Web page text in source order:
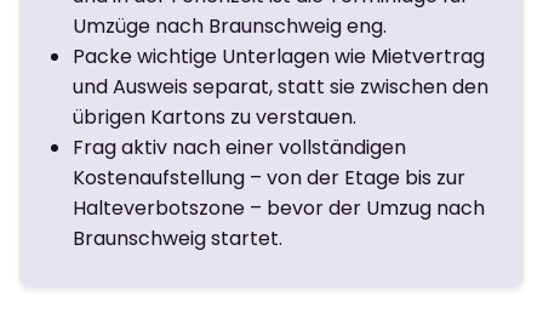
Umzüge nach Braunschweig eng.
Packe wichtige Unterlagen wie Mietvertrag
und Ausweis separat, statt sie zwischen den
übrigen Kartons zu verstauen.
Frag aktiv nach einer vollständigen
Kostenaufstellung – von der Etage bis zur
Halteverbotszone – bevor der Umzug nach
Braunschweig startet.